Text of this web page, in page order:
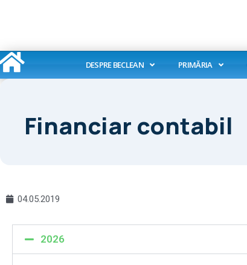
DESPRE BECLEAN PRIMĂRIA
Financiar contabil
04.05.2019
2026